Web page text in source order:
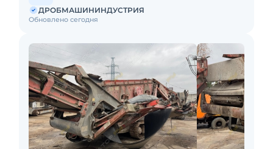
Обновлено сегодня
ДРОБМАШИНИНДУСТРИЯ